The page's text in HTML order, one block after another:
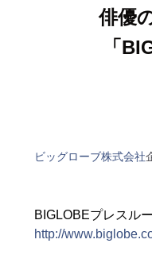
俳優
「
ビッグローブ株式会社
BIGLOBEプレスル
http://